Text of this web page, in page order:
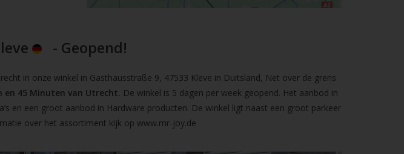
- Geopend!
in onze winkel in Gasthausstraße 9, 47533 Kleve in Duitsland, Net over de grens
en 45 Minuten van Utrecht. De winkel is 5 dagen per week geopend. Het aanbod in
en een groot aanbod in Hardware producten. De winkel ligt naast een groot parkeer
over het assortiment kijk op www.mr-joy.de